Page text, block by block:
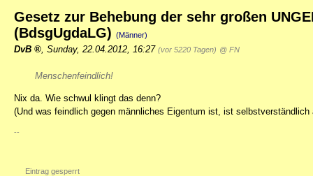
Gesetz zur Behebung der sehr großen
(BdsgUgdaLG) (Männer)
DvB Sunday, 22.04.2012, 16:27 (vor 5220 Tagen) @ FN
Menschenfeindlich!
Nix da. Wie schwul klingt das denn?
(Und was feindlich gegen männliches Eigentum ist, ist
--
Eintrag gesperrt